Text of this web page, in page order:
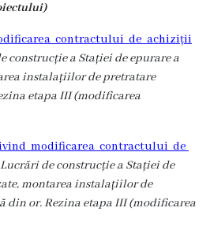
contractului de achiziții
construcție a Stației de epurare a
instalațiilor de pretratare
etapa III (modificarea
modificarea contractului de
Lucrări de construcție a Stației de
montarea instalațiilor de
din or. Rezina etapa III (modificarea